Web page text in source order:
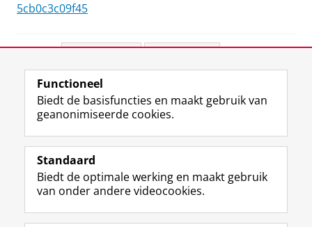
5cb0c3c09f45
View this page in:English
Volg de RUG
F
a
e
b
o
L
i
k
e
I
R
S
-
f
e
I
n
t
r
Y
o
T
e
Studiekiezers
Functioneel
Biedt de basisfuncties en maakt gebruik van
geanonimiseerde cookies.
Standaard
Biedt de optimale werking en maakt gebruik
van onder andere videocookies.